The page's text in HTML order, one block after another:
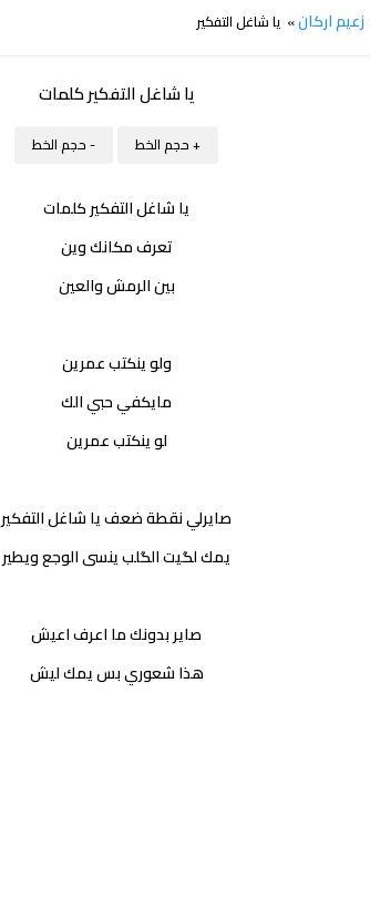
زعيم اركان» يا شاغل التفكير
يا شاغل التفكير كلمات
+ حجم الخط - حجم الخط
يا شاغل التفكير كلمات
تعرف مكانك وين
بين الرمش والعين
ولو ينكتب عمرين
مايكفي حبي الك
لو ينكتب عمرين
صايرلي نقطة ضعف يا شاغل التفكير
يمك لگيت الگلب ينسى الوجع ويطير
صاير بدونك ما اعرف اعيش
هذا شعوري بس يمك ليش